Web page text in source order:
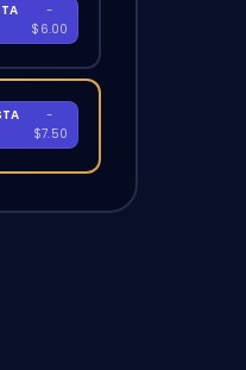
-
$6.00
-
$7.50